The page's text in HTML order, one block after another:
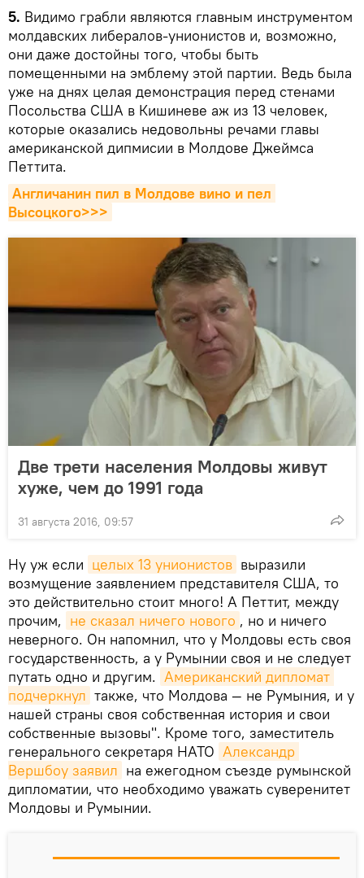
5. Видимо грабли являются главным инструментом
молдавских либералов-унионистов и, возможно,
они даже достойны того, чтобы быть
помещенными на эмблему этой партии. Ведь была
уже на днях целая демонстрация перед стенами
Посольства США в Кишиневе аж из 13 человек,
которые оказались недовольны речами главы
американской дипмисии в Молдове Джеймса
Петтита.
Англичанин пил в Молдове вино и пел
Высоцкого>>>
Две трети населения Молдовы живут
хуже, чем до 1991 года
31 августа 2016, 09:57
Ну уж если целых 13 унионистов выразили
возмущение заявлением представителя США, то
это действительно стоит много! А Петтит, между
прочим, не сказал ничего нового , но и ничего
неверного. Он напомнил, что у Молдовы есть своя
государственность, а у Румынии своя и не следует
путать одно и другим. Американский дипломат
подчеркнул также, что Молдова — не Румыния, и у
нашей страны своя собственная история и свои
собственные вызовы". Кроме того, заместитель
генерального секретаря НАТО Александр
Вершбоу заявил на ежегодном съезде румынской
дипломатии, что необходимо уважать суверенитет
Молдовы и Румынии.